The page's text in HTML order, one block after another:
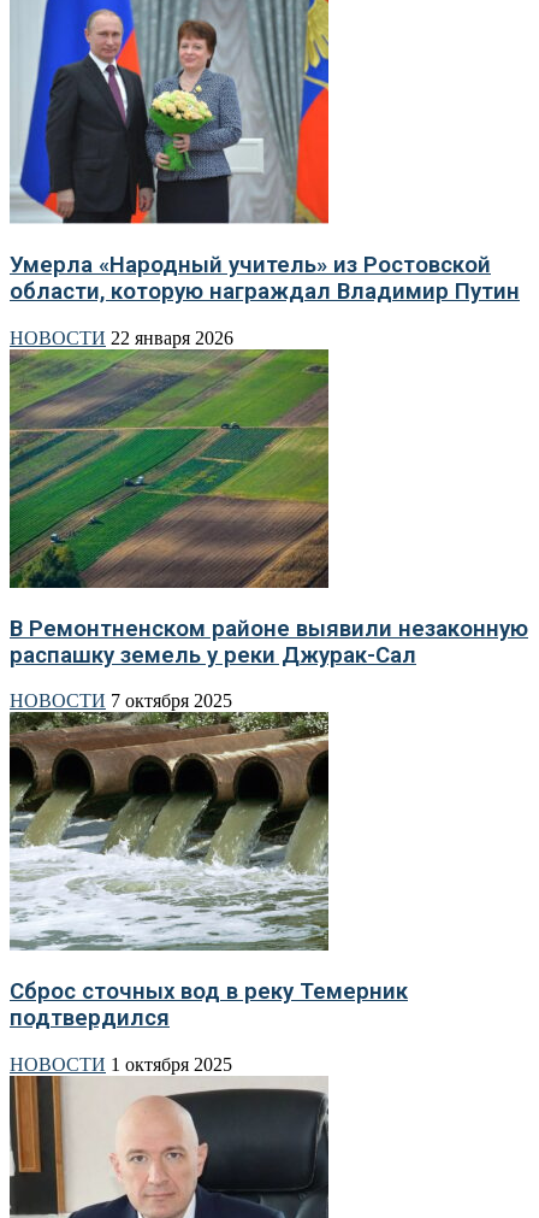
Умерла «Народный учитель» из Ростовской
области, которую награждал Владимир Путин
НОВОСТИ 22 января 2026
В Ремонтненском районе выявили незаконную
распашку земель у реки Джурак-Сал
НОВОСТИ 7 октября 2025
Сброс сточных вод в реку Темерник
подтвердился
НОВОСТИ 1 октября 2025